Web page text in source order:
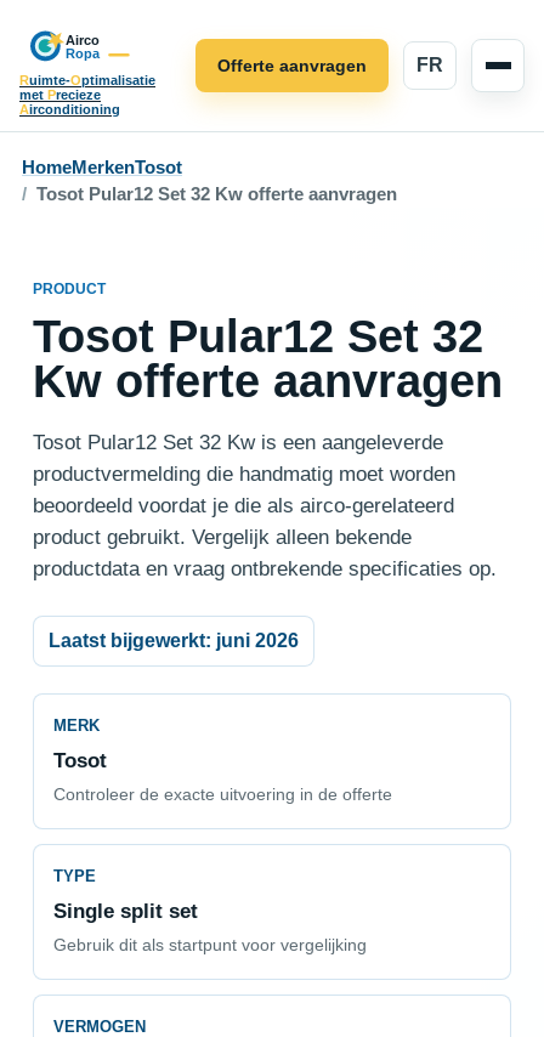
Ruimte-Optimalisatie
met Precieze
Airconditioning
FR
Offerte aanvragen
HomeMerkenTosot
Tosot Pular12 Set 32 Kw offerte aanvragen
PRODUCT
Tosot Pular12 Set 32
Kw offerte aanvragen
Tosot Pular12 Set 32 Kw is een aangeleverde
productvermelding die handmatig moet worden
beoordeeld voordat je die als airco-gerelateerd
product gebruikt. Vergelijk alleen bekende
productdata en vraag ontbrekende specificaties op.
Laatst bijgewerkt: juni 2026
MERK
Tosot
Controleer de exacte uitvoering in de offerte
TYPE
Single split set
Gebruik dit als startpunt voor vergelijking
VERMOGEN